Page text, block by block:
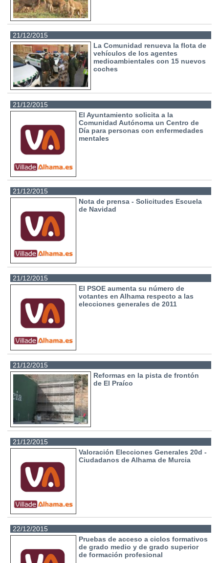
21/12/2015
La Comunidad renueva la flota de
vehículos de los agentes
medioambientales con 15 nuevos
coches
21/12/2015
El Ayuntamiento solicita a la
Comunidad Autónoma un Centro de
Día para personas con enfermedades
mentales
21/12/2015
Nota de prensa - Solicitudes Escuela
de Navidad
21/12/2015
El PSOE aumenta su número de
votantes en Alhama respecto a las
elecciones generales de 2011
21/12/2015
Reformas en la pista de frontón
de El Praíco
21/12/2015
Valoración Elecciones Generales 20d -
Ciudadanos de Alhama de Murcia
22/12/2015
Pruebas de acceso a ciclos formativos
de grado medio y de grado superior
de formación profesional